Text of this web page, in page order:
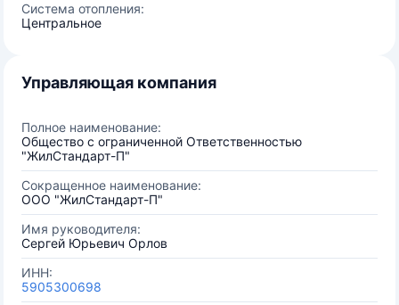
Система отопления:
Центральное
Управляющая компания
Полное наименование:
Общество с ограниченной Ответственностью
"ЖилСтандарт-П"
Сокращенное наименование:
ООО "ЖилСтандарт-П"
Имя руководителя:
Сергей Юрьевич Орлов
ИНН:
5905300698